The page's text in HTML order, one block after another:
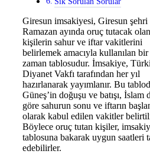
Giresun imsakiyesi, Giresun şehri
Ramazan ayında oruç tutacak olan
kişilerin sahur ve iftar vakitlerini
belirlemek amacıyla kullanılan bir
zaman tablosudur. İmsakiye,
Diyanet Vakfı tarafından her yıl
hazırlanarak yayımlanır. Bu
Güneş’in doğuşu ve batışı, İslam
göre sahurun sonu ve iftarın
olarak kabul edilen vakitler
Böylece oruç tutan kişiler,
tablosuna bakarak uygun saatleri
edebilirler.